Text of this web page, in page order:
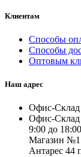
Клиентам
Способы
Способы
Оптовым
Наш адрес
Офис-Склад
Офис-Склад
9:00 до
Магазин №1
Антарес 44